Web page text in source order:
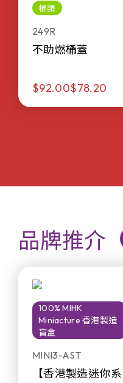
桶類
249R
不助燃桶蓋
$92.00$78.20
品牌推介
100% MIHK
Miniacture 香港製造
盲盒
MINI3-AST
【香港製造迷你系